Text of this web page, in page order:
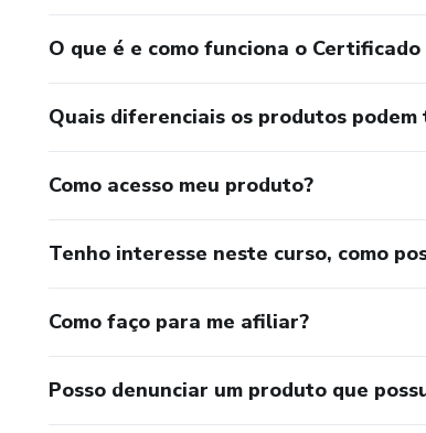
O que é e como funciona o
Quais diferenciais os produtos podem
Como acesso meu produto?
Tenho interesse neste curso, como
Como faço para me afiliar?
Posso denunciar um produto que